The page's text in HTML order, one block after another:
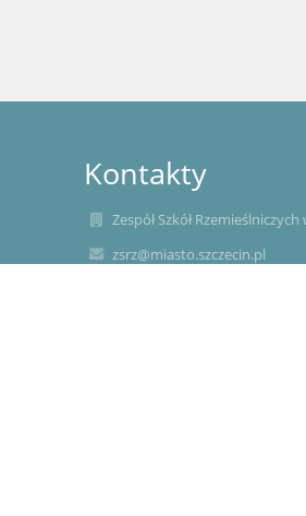
Kontakty
Zespół Szkół Rzemieślniczych
zsrz@miasto.szczecin.pl